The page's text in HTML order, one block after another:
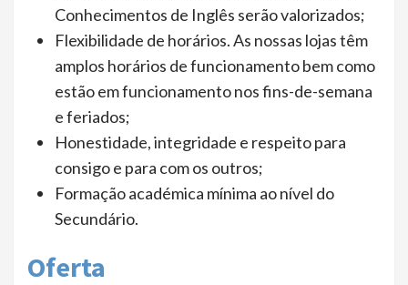
Conhecimentos de Inglês serão valorizados;
Flexibilidade de horários. As nossas lojas têm
amplos horários de funcionamento bem como
estão em funcionamento nos fins-de-semana
e feriados;
Honestidade, integridade e respeito para
consigo e para com os outros;
Formação académica mínima ao nível do
Secundário.
Oferta